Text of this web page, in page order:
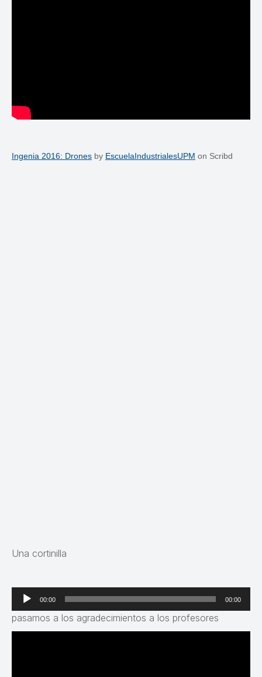
Ingenia 2016: Drones by EscuelaIndustrialesUPM on Scribd
Una cortinilla
Reproductor
de
audio
00:00 00:00
pasamos a los agradecimientos a los profesores